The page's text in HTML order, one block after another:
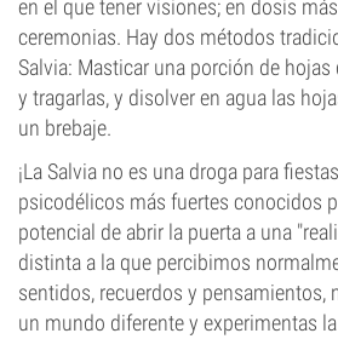
en el que tener visiones; en dosis
ceremonias. Hay dos métodos
Salvia: Masticar una porción de
y tragarlas, y disolver en agua las
un brebaje.
¡La Salvia no es una droga para
psicodélicos más fuertes conocidos
potencial de abrir la puerta a una
distinta a la que percibimos
sentidos, recuerdos y pensamientos,
un mundo diferente y experimentas